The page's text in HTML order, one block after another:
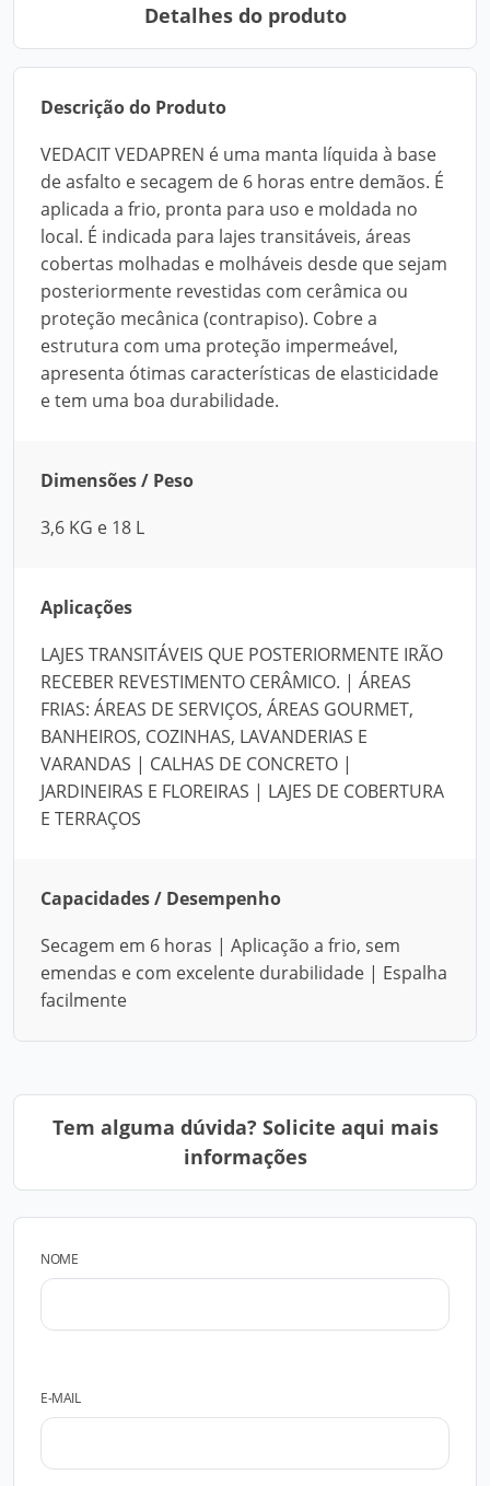
Detalhes do produto
Descrição do Produto
VEDACIT VEDAPREN é uma manta líquida à base
de asfalto e secagem de 6 horas entre demãos. É
aplicada a frio, pronta para uso e moldada no
local. É indicada para lajes transitáveis, áreas
cobertas molhadas e molháveis desde que sejam
posteriormente revestidas com cerâmica ou
proteção mecânica (contrapiso). Cobre a
estrutura com uma proteção impermeável,
apresenta ótimas características de elasticidade
e tem uma boa durabilidade.
Dimensões / Peso
3,6 KG e 18 L
Aplicações
LAJES TRANSITÁVEIS QUE POSTERIORMENTE IRÃO
RECEBER REVESTIMENTO CERÂMICO. | ÁREAS
FRIAS: ÁREAS DE SERVIÇOS, ÁREAS GOURMET,
BANHEIROS, COZINHAS, LAVANDERIAS E
VARANDAS | CALHAS DE CONCRETO |
JARDINEIRAS E FLOREIRAS | LAJES DE COBERTURA
E TERRAÇOS
Capacidades / Desempenho
Secagem em 6 horas | Aplicação a frio, sem
emendas e com excelente durabilidade | Espalha
facilmente
Tem alguma dúvida? Solicite aqui mais
informações
NOME
E-MAIL